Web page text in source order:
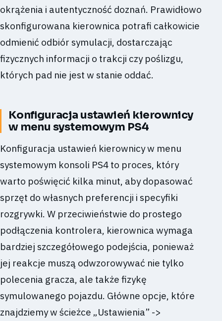
okrążenia i autentyczność doznań. Prawidłowo
skonfigurowana kierownica potrafi całkowicie
odmienić odbiór symulacji, dostarczając
fizycznych informacji o trakcji czy poślizgu,
których pad nie jest w stanie oddać.
Konfiguracja ustawień kierownicy
w menu systemowym PS4
Konfiguracja ustawień kierownicy w menu
systemowym konsoli PS4 to proces, który
warto poświęcić kilka minut, aby dopasować
sprzęt do własnych preferencji i specyfiki
rozgrywki. W przeciwieństwie do prostego
podłączenia kontrolera, kierownica wymaga
bardziej szczegółowego podejścia, ponieważ
jej reakcje muszą odwzorowywać nie tylko
polecenia gracza, ale także fizykę
symulowanego pojazdu. Główne opcje, które
znajdziemy w ścieżce „Ustawienia” ->